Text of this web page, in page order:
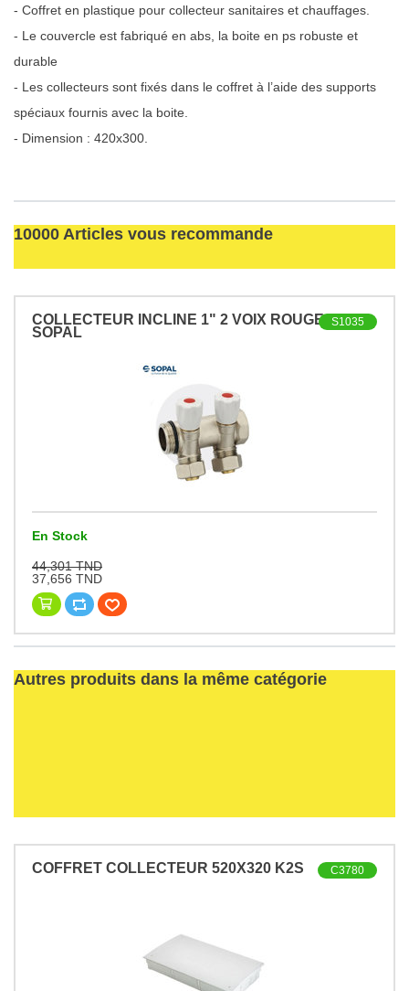
- Coffret en plastique pour collecteur sanitaires et chauffages.
- Le couvercle est fabriqué en abs, la boite en ps robuste et
durable
- Les collecteurs sont fixés dans le coffret à l’aide des supports
spéciaux fournis avec la boite.
- Dimension : 420x300.
10000 Articles vous recommande
COLLECTEUR INCLINE 1" 2 VOIX ROUGE
SOPAL
S1035
En Stock
44,301 TND
37,656 TND
Autres produits dans la même catégorie
COFFRET COLLECTEUR 520X320 K2S C3780